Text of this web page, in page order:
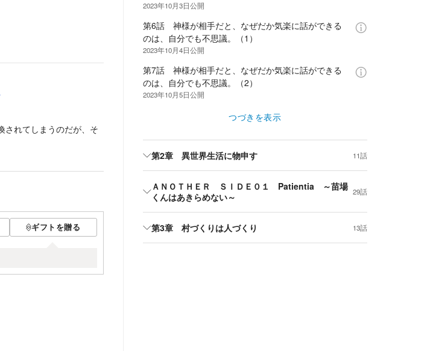
されてしまうのだが、そ
ギフトを贈る
2023年10月3日公開
第6話 神様が相手だと、なぜだか気楽に話ができる
のは、自分でも不思議。（1）
2023年10月4日公開
第7話 神様が相手だと、なぜだか気楽に話ができる
のは、自分でも不思議。（2）
2023年10月5日公開
つづきを表示
第2章 異世界生活に物申す 11話
ＡＮＯＴＨＥＲ ＳＩＤＥ０１ Patientia ～苗場
くんはあきらめない～
29話
第3章 村づくりは人づくり 13話